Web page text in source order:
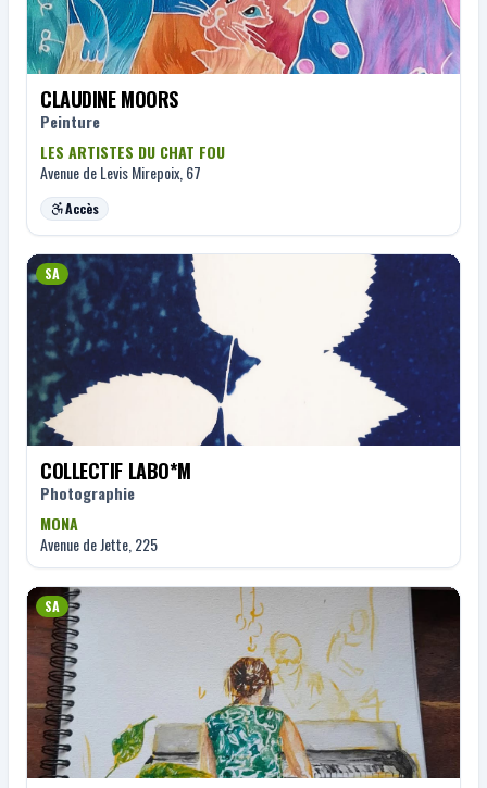
CLAUDINE MOORS
Peinture
LES ARTISTES DU CHAT FOU
Avenue de Levis Mirepoix, 67
Accès
SA
COLLECTIF LABO*M
Photographie
MONA
Avenue de Jette, 225
SA